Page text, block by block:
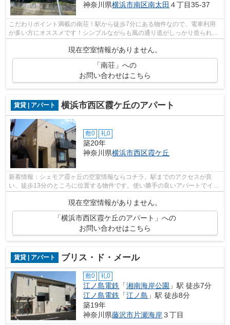
神奈川県横浜市南区南太田 ４丁目35-37
こだわりポイント満載の南荘！駅から徒歩7分にある物件なので、電車利用
が多い方にオススメです！シンプルながらも風の通り道がしっかり造られて
いる物件です！眺望良好な物件で魅力的...
現在空室情報がありません。
「南荘」への
お問い合わせはこちら
賃貸 | アパート 横浜市西区霞ケ丘のアパート
敷0 礼0
築20年
神奈川県横浜市西区霞ケ丘
新着情報：シェモア霞ヶ丘の空室情報ならコチラ。駅までのアクセスが良
い、徒歩13分のところに位置する物件です。使い勝手の良いアパートでイチ
オシの物件です。お客様のご希望に適し...
現在空室情報がありません。
「横浜市西区霞ケ丘のアパート」への
お問い合わせはこちら
賃貸 | アパート ブリス・ド・メール
敷0 礼0
江ノ島電鉄 「湘南海岸公園 」駅 徒歩7分
江ノ島電鉄 「江ノ島 」駅 徒歩8分
築19年
神奈川県藤沢市片瀬海岸３丁目